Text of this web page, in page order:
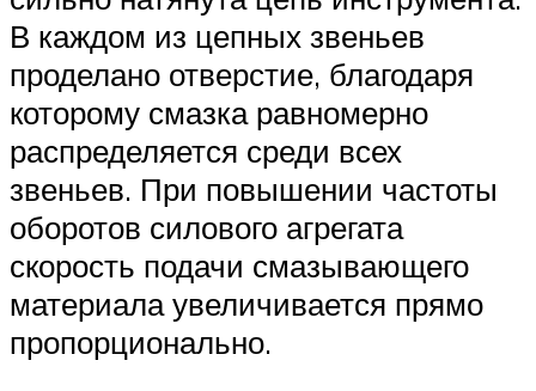
В каждом из цепных звеньев
проделано отверстие, благодаря
которому смазка равномерно
распределяется среди всех
звеньев. При повышении частоты
оборотов силового агрегата
скорость подачи смазывающего
материала увеличивается прямо
пропорционально.